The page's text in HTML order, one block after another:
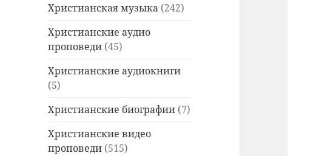
Христианская музыка (242)
Христианские аудио
проповеди (45)
Христианские аудиокниги
(5)
Христианские биографии (7)
Христианские видео
проповеди (515)